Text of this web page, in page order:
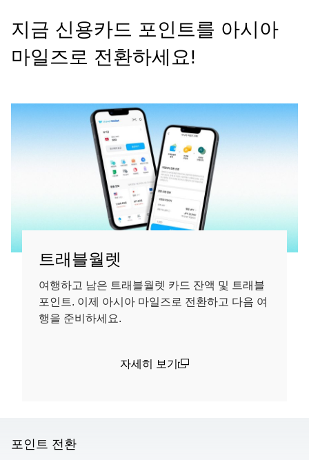
지금 신용카드 포인트를 아시아
마일즈로 전환하세요!
트래블월렛
여행하고 남은 트래블월렛 카드 잔액 및 트래블
포인트. 이제 아시아 마일즈로 전환하고 다음 여
행을 준비하세요.
자세히 보기
포인트 전환